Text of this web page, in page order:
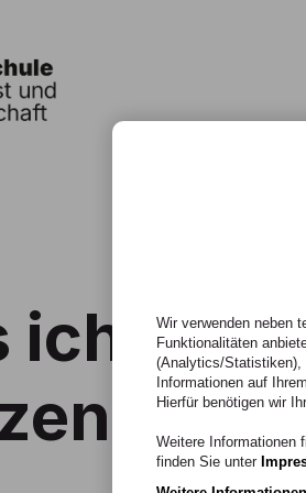
ich
Wir verwenden neben
Funktionalitäten
(Analytics/Statistiken),
Informationen auf
Hierfür benötigen wir
Weitere Informationen
finden Sie unter